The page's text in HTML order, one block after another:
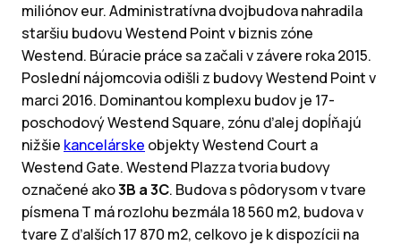
miliónov eur. Administratívna dvojbudova nahradila
staršiu budovu Westend Point v biznis zóne
Westend. Búracie práce sa začali v závere roka 2015.
Poslední nájomcovia odišli z budovy Westend Point v
marci 2016. Dominantou komplexu budov je 17-
poschodový Westend Square, zónu ďalej dopĺňajú
nižšie kancelárske objekty Westend Court a
Westend Gate. Westend Plazza tvoria budovy
označené ako3B a 3C. Budova s pôdorysom v tvare
písmena T má rozlohu bezmála 18 560 m2, budova v
tvare Z ďalších 17 870 m2, celkovo je k dispozícii na